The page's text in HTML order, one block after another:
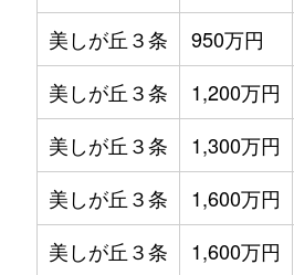
美しが丘３条
950万円
美しが丘３条
1,200万円
美しが丘３条
1,300万円
美しが丘３条
1,600万円
美しが丘３条
1,600万円